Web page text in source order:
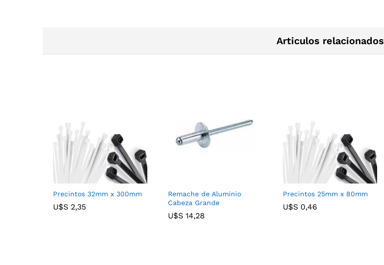
Articulos relacionados
Precintos 32mm x 300mm
U$S 2,35
U$S 2,35
Remache de Aluminio
Cabeza Grande
U$S 14,28
U$S 14,28
Precintos 25mm x 80mm
U$S 0,46
U$S 0,46